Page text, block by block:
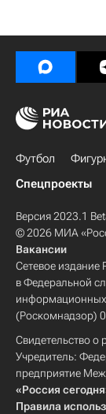
Футбол
Спецпроекты
Версия 2023.1
© 2026 МИА
Вакансии
Сетевое издание
в Федеральной
информационных
(Роскомнадзор)
Свидетельство
Учредитель:
предприятие
«Россия
Правила